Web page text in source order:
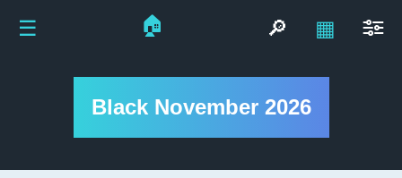
Black November 2026
☰ 🏠 🔎 ▦